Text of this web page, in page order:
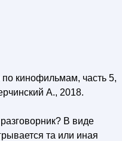
по кинофильмам, часть 5,
А., 2018.
В виде
та или иная